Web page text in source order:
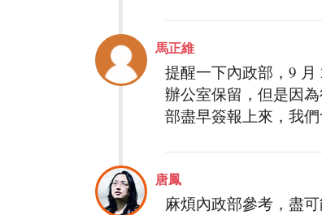
馬正維
提醒一下內政部，9
辦公室保留，但是因
部盡早簽報上來，我
唐鳳
麻煩內政部參考，盡